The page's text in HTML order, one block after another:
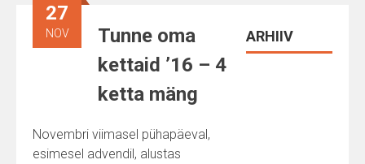
27
NOV
Tunne oma
kettaid ’16 – 4
ketta mäng
Novembri viimasel pühapäeval,
esimesel advendil, alustas
ARHIIV